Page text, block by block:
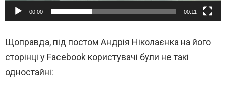
р
00:00 00:11
Щоправда, під постом Андрія Ніколаєнка на його
сторінці у Facebook користувачі були не такі
одностайні: